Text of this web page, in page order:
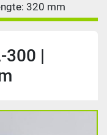
320 mm
300 |